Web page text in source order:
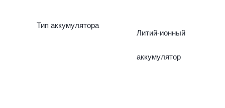
Тип аккумулятора
Литий-ионный
аккумулятор